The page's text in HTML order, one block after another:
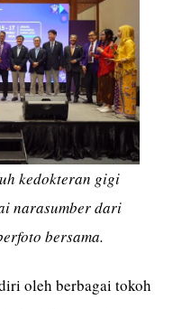
kedokteran gigi
narasumber dari
bersama.
oleh berbagai tokoh